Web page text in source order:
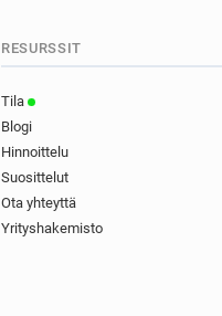
RESURSSIT
Tila
Blogi
Hinnoittelu
Suosittelut
Ota yhteyttä
Yrityshakemisto